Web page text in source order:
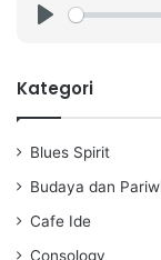
a
Kategori
Blues Spirit
Budaya dan
Cafe Ide
Consology